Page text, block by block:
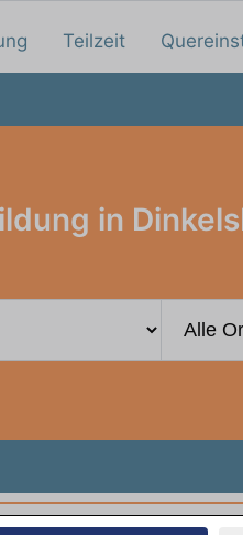
Teilzeit
in